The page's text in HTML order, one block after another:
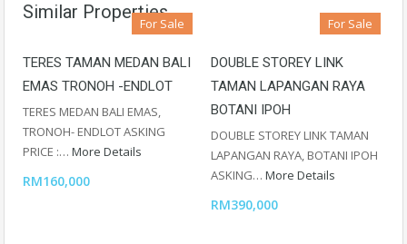
Similar Properties
For Sale
TERES TAMAN MEDAN BALI
EMAS TRONOH -ENDLOT
TERES MEDAN BALI EMAS,
TRONOH- ENDLOT ASKING
PRICE :… More Details
RM160,000
For Sale
DOUBLE STOREY LINK
TAMAN LAPANGAN RAYA
BOTANI IPOH
DOUBLE STOREY LINK TAMAN
LAPANGAN RAYA, BOTANI IPOH
ASKING… More Details
RM390,000